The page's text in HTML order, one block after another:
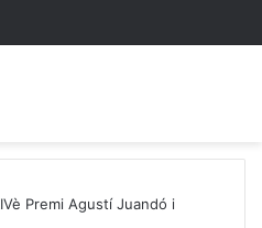
Premi Agustí Juandó i